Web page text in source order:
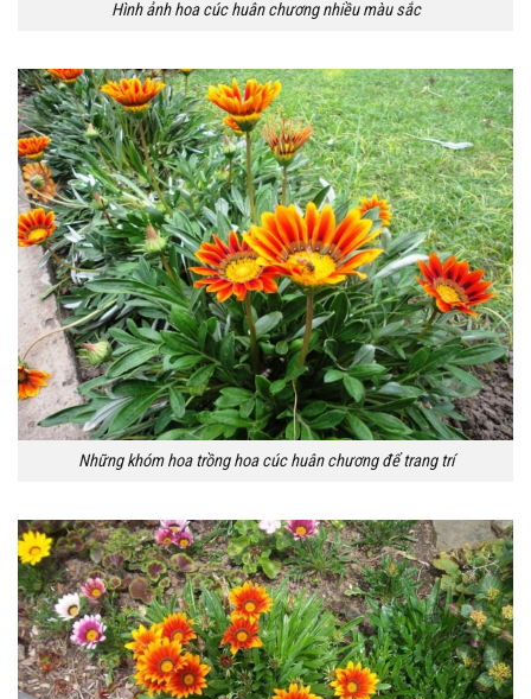
Hình ảnh hoa cúc huân chương nhiều màu sắc
Những khóm hoa trồng hoa cúc huân chương để trang trí